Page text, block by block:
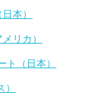
本）
リカ）
ト（日本）